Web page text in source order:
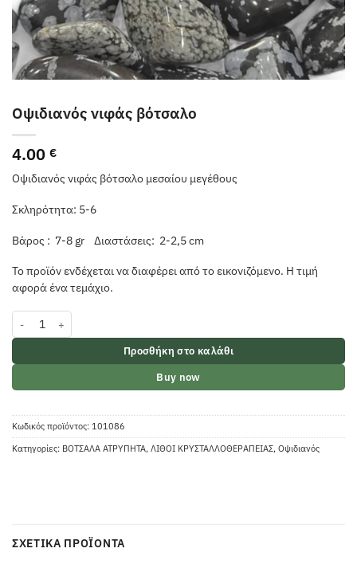
Οψιδιανός νιφάς βότσαλο
4.00 €
Οψιδιανός νιφάς βότσαλο μεσαίου μεγέθους
Σκληρότητα: 5-6
Βάρος : 7-8 gr Διαστάσεις: 2-2,5 cm
Το προϊόν ενδέχεται να διαφέρει από το εικονιζόμενο. Η τιμή
αφορά ένα τεμάχιο.
Οψιδιανός νιφάς βότσαλο ποσότητα
Προσθήκη στο καλάθι
Buy now
Κωδικός προϊόντος: 101086
Κατηγορίες: ΒΟΤΣΑΛΑ ΑΤΡΥΠΗΤΑ, ΛΙΘΟΙ ΚΡΥΣΤΑΛΛΟΘΕΡΑΠΕΙΑΣ, Οψιδιανός
ΣΧΕΤΙΚΆ ΠΡΟΪΌΝΤΑ